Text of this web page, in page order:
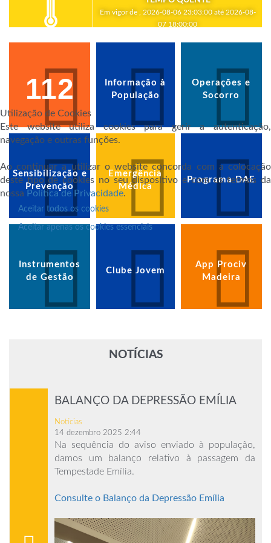
Em vigor de , 2026-08-06 23:03:00 até 2026-08-
07 18:00:00
112
Informação à
População
Operações e
Socorro
Sensibilização e
Prevenção
Emergência
Médica
Programa DAE
Instrumentos
de Gestão
Clube Jovem
App Prociv
Madeira
NOTÍCIAS
BALANÇO DA DEPRESSÃO EMÍLIA
Notícias
14 dezembro 2025 2:44
Na sequência do aviso enviado à população,
damos um balanço relativo à passagem da
Tempestade Emília.
Consulte o Balanço da Depressão Emília
Utilização de Cookies
Este website utiliza cookies para gerir a autenticação,
navegação e outras funções.
Ao continuar a utilizar o website concorda com a colocação
deste tipo de cookies no seu dispositivo e com os termos da
nossa Política de Privacidade.
Aceitar todos os cookies
Aceitar apenas os cookies essenciais